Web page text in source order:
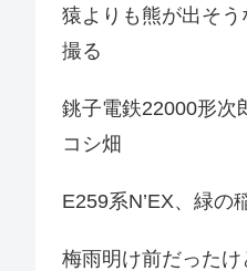
猿よりも熊が出そ
撮る
銚子電鉄22000形次
コシ畑
E259系N’EX、緑の
梅雨明け前だった